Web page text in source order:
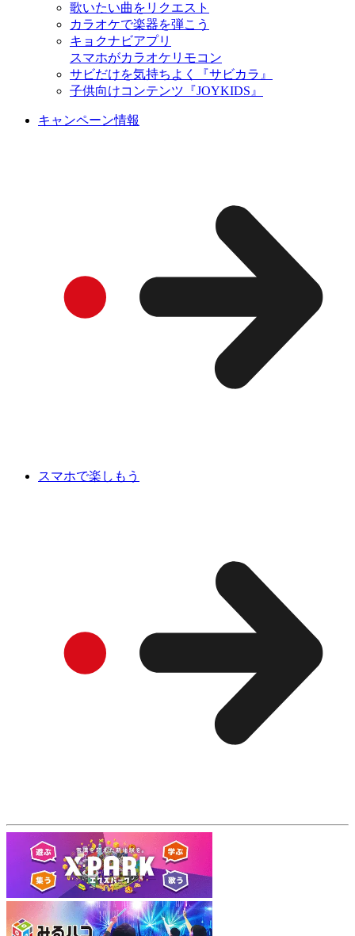
歌いたい曲をリクエスト
カラオケで楽器を弾こう
キョクナビアプリ
スマホがカラオケリモコン
サビだけを気持ちよく『サビカラ』
子供向けコンテンツ『JOYKIDS』
キャンペーン情報
スマホで楽しもう